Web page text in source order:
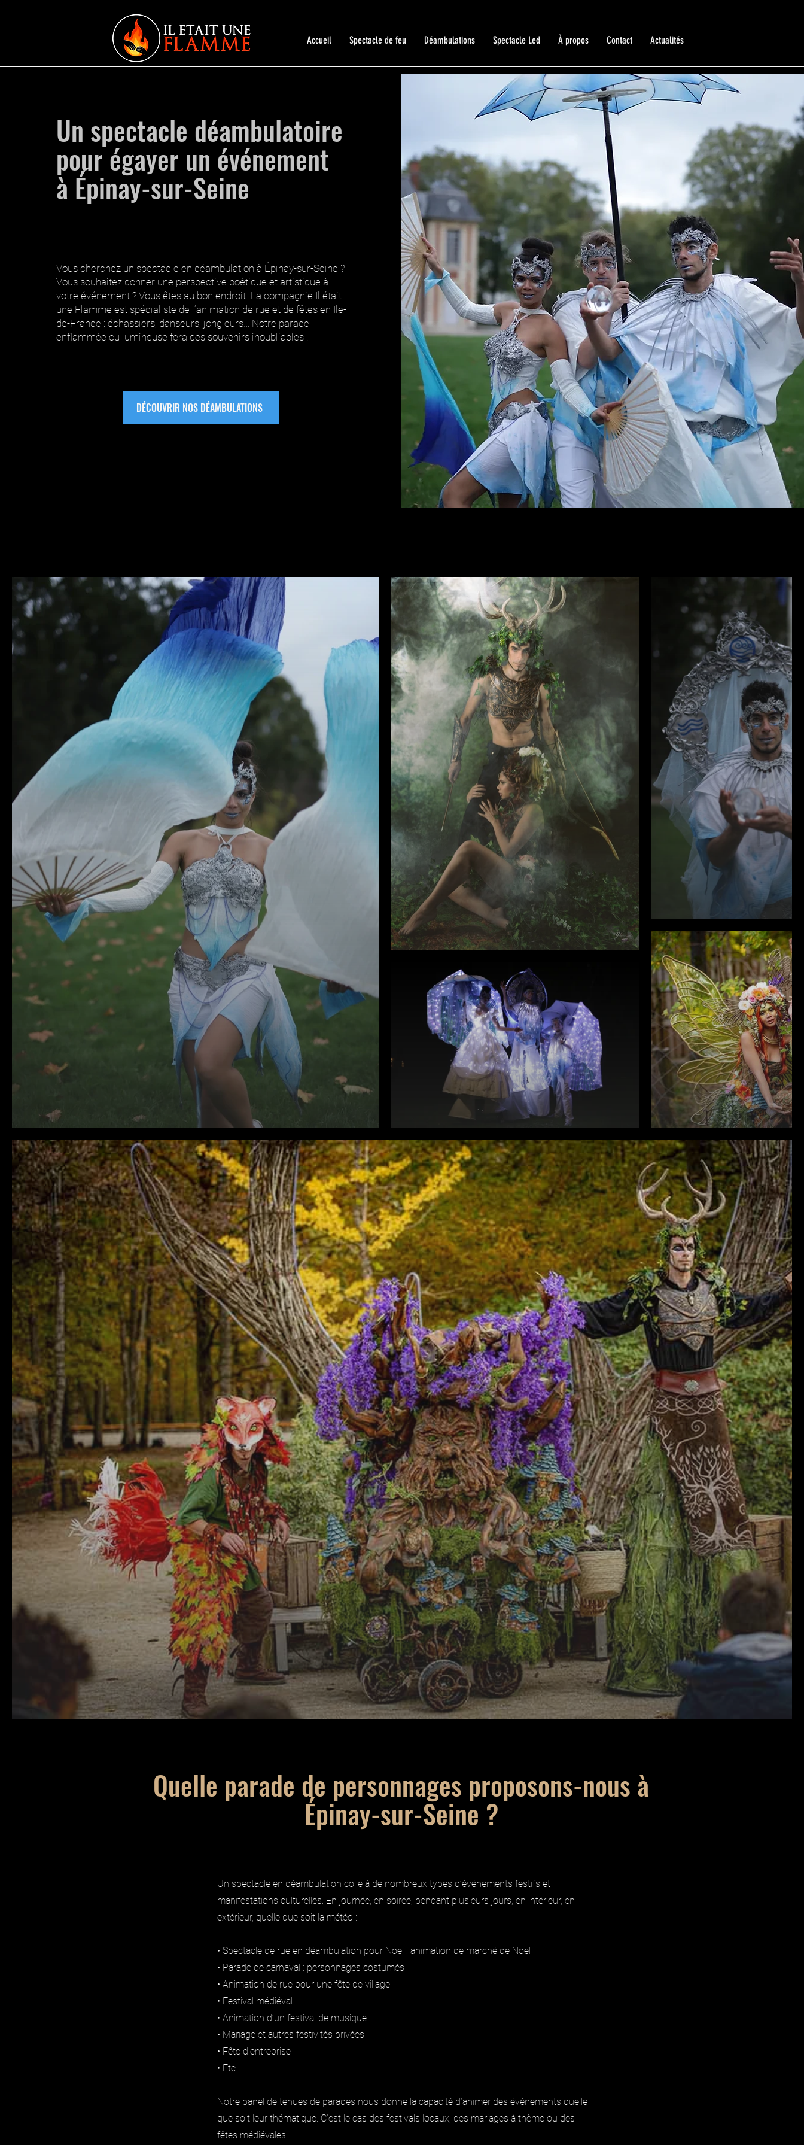
Accueil Spectacle de feu Déambulations Spectacle Led À propos Contact Actualités
Un spectacle déambulatoire
pour égayer un événement
à Épinay-sur-Seine
Vous cherchez un spectacle en déambulation à Épinay-sur-Seine ?
Vous souhaitez donner une perspective poétique et artistique à
votre événement ? Vous êtes au bon endroit. La compagnie Il était
une Flamme est spécialiste de l’animation de rue et de fêtes en Ile-
de-France : échassiers, danseurs, jongleurs… Notre parade
enflammée ou lumineuse fera des souvenirs inoubliables !
DÉCOUVRIR NOS DÉAMBULATIONS
Quelle parade de personnages proposons-nous à
Épinay-sur-Seine ?
Un spectacle en déambulation colle à de nombreux types d’événements festifs et
manifestations culturelles. En journée, en soirée, pendant plusieurs jours, en intérieur, en
extérieur, quelle que soit la météo :
• Spectacle de rue en déambulation pour Noël : animation de marché de Noël
• Parade de carnaval : personnages costumés
• Animation de rue pour une fête de village
• Festival médiéval
• Animation d’un festival de musique
• Mariage et autres festivités privées
• Fête d’entreprise
• Etc.
Notre panel de tenues de parades nous donne la capacité d’animer des événements quelle
que soit leur thématique. C’est le cas des festivals locaux, des mariages à thème ou des
fêtes médiévales.